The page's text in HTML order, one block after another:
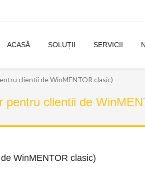
ACASĂ SOLUȚII SERVICII
pentru clientii de
clientii de WinMENTOR clasic)
WinMENTOR clasic)